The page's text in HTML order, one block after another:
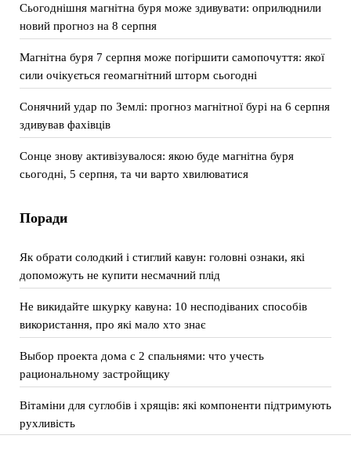
Сьогоднішня магнітна буря може здивувати: оприлюднили
новий прогноз на 8 серпня
Магнітна буря 7 серпня може погіршити самопочуття: якої
сили очікується геомагнітний шторм сьогодні
Сонячний удар по Землі: прогноз магнітної бурі на 6 серпня
здивував фахівців
Сонце знову активізувалося: якою буде магнітна буря
сьогодні, 5 серпня, та чи варто хвилюватися
Поради
Як обрати солодкий і стиглий кавун: головні ознаки, які
допоможуть не купити несмачний плід
Не викидайте шкурку кавуна: 10 несподіваних способів
використання, про які мало хто знає
Выбор проекта дома с 2 спальнями: что учесть
рациональному застройщику
Вітаміни для суглобів і хрящів: які компоненти підтримують
рухливість